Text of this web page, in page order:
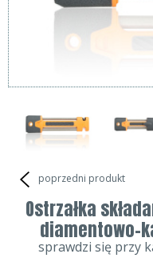
poprzedni produkt
Ostrzałka
diamentowo-
sprawdzi się przy